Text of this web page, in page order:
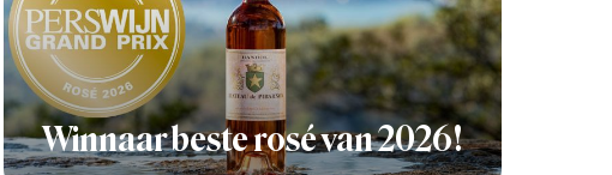
Winnaar beste rosé van 2026!